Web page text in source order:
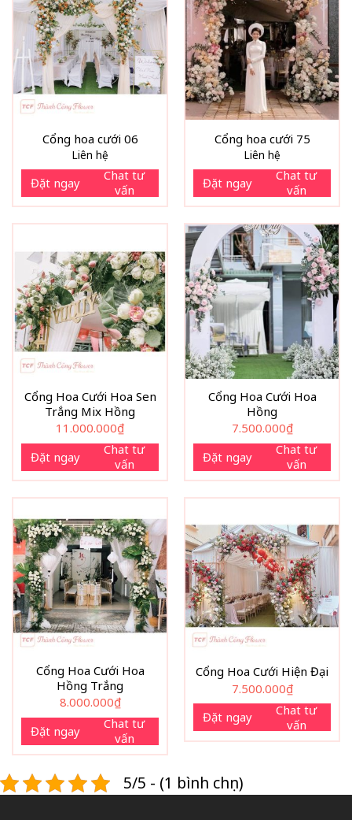
Cổng hoa cưới 06
Liên hệ
Đặt ngay
Chat tư
vấn
Cổng hoa cưới 75
Liên hệ
Đặt ngay
Chat tư
vấn
Cổng Hoa Cưới Hoa Sen
Trắng Mix Hồng
11.000.000₫
Đặt ngay
Chat tư
vấn
Cổng Hoa Cưới Hoa
Hồng
7.500.000₫
Đặt ngay
Chat tư
vấn
Cổng Hoa Cưới Hoa
Hồng Trắng
8.000.000₫
Đặt ngay
Chat tư
vấn
Cổng Hoa Cưới Hiện Đại
7.500.000₫
Đặt ngay
Chat tư
vấn
5/5 - (1 bình chọn)